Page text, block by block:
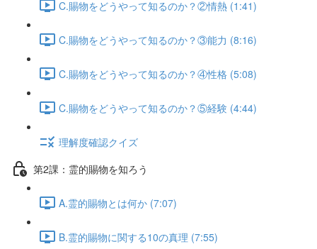
C.賜物をどうやって知るのか？②情熱 (1:41)
C.賜物をどうやって知るのか？③能力 (8:16)
C.賜物をどうやって知るのか？④性格 (5:08)
C.賜物をどうやって知るのか？⑤経験 (4:44)
理解度確認クイズ
第2課：霊的賜物を知ろう
A.霊的賜物とは何か (7:07)
B.霊的賜物に関する10の真理 (7:55)